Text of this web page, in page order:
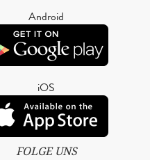
Android
iOS
FOLGE UNS